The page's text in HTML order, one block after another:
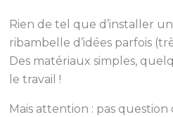
Rien de tel que d’installer
ribambelle d’idées parfois
Des matériaux simples,
le travail !
Mais attention : pas